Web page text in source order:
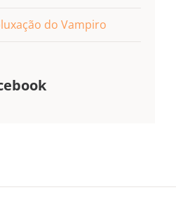
do Vampiro